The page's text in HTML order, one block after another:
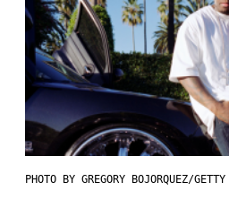
PHOTO BY GREGORY BOJORQUEZ/